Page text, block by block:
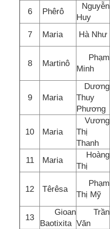
6 Phêrô
Nguyễn
Huy
7
Maria Hà Như
8 Martinô
Phạm
Minh
9 Maria
Dương
Thuy
Phương
10 Maria
Vương
Thị
Thanh
11 Maria
Hoàng
Thị
12 Têrêsa
Phạm
Thị Mỹ
13
Gioan
Baotixita
Trần
Văn